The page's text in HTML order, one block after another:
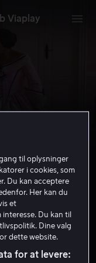
Viaplay
1 t. 29 min
11 år
til oplysninger
i cookies, som
Du kan acceptere
Her kan du
et
Du kan til
Dine valg
dette website.
for at levere: